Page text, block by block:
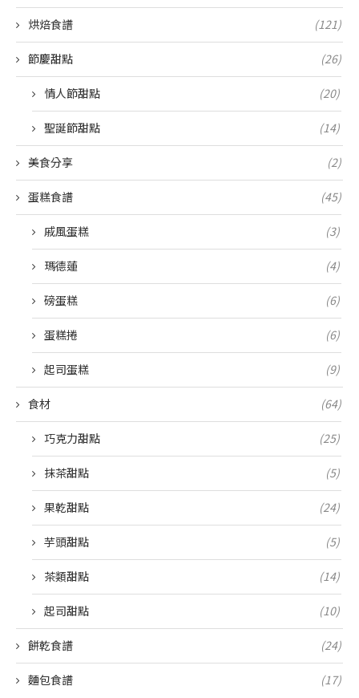
烘焙食譜 (121)
節慶甜點 (26)
情人節甜點 (20)
聖誕節甜點 (14)
美食分享 (2)
蛋糕食譜 (45)
戚風蛋糕 (3)
瑪德蓮 (4)
磅蛋糕 (6)
蛋糕捲 (6)
起司蛋糕 (9)
食材 (64)
巧克力甜點 (25)
抹茶甜點 (5)
果乾甜點 (24)
芋頭甜點 (5)
茶類甜點 (14)
起司甜點 (10)
餅乾食譜 (24)
麵包食譜 (17)